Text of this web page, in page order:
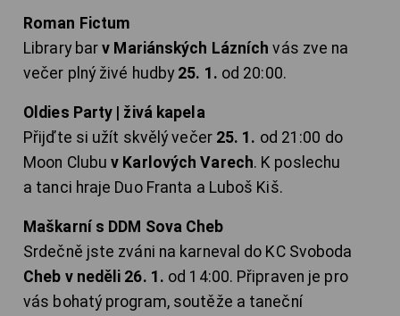
Roman Fictum
Library barv Mariánských Lázních vás zve na
večer plný živé hudby 25. 1. od 20:00.
Oldies Party | živá kapela
Přijďte si užít skvělý večer 25. 1. od 21:00 do
Moon Clubuv Karlových Varech. K poslechu
a tanci hraje Duo Franta a Luboš Kiš.
Maškarní s DDM Sova Cheb
Srdečně jste zváni na karneval do KC Svoboda
Cheb v neděli 26. 1. od 14:00. Připraven je pro
vás bohatý program, soutěže a taneční